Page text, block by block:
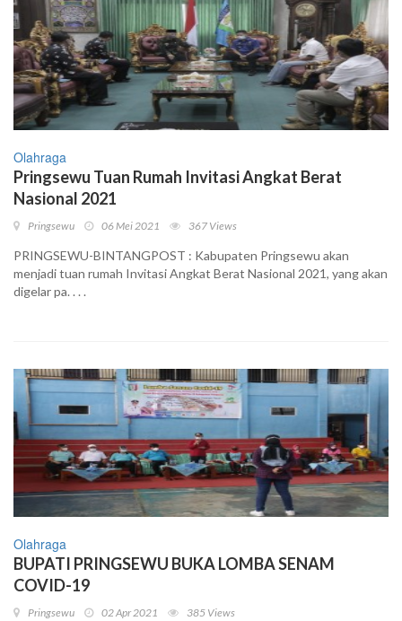
Olahraga
Pringsewu Tuan Rumah Invitasi Angkat Berat
Nasional 2021
Pringsewu 06 Mei 2021 367 Views
PRINGSEWU-BINTANGPOST : Kabupaten Pringsewu akan
menjadi tuan rumah Invitasi Angkat Berat Nasional 2021, yang akan
digelar pa. . . .
Olahraga
BUPATI PRINGSEWU BUKA LOMBA SENAM
COVID-19
Pringsewu 02 Apr 2021 385 Views